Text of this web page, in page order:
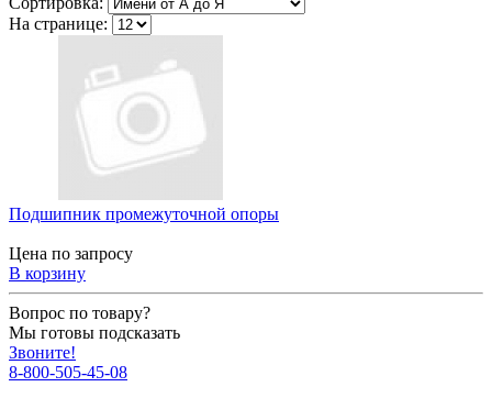
На странице:
Подшипник промежуточной опоры
Цена по запросу
В корзину
Вопрос по товару?
Мы готовы подсказать
Звоните!
8-800-505-45-08